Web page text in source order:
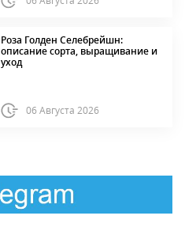
Роза Голден Селебрейшн:
описание сорта, выращивание и
уход
06 Августа 2026